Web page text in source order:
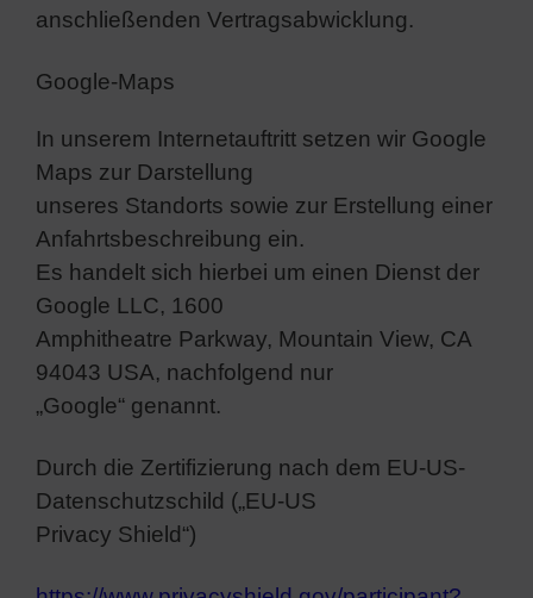
anschließenden Vertragsabwicklung.
Google-Maps
In unserem Internetauftritt setzen wir Google
Maps zur Darstellung
unseres Standorts sowie zur Erstellung einer
Anfahrtsbeschreibung ein.
Es handelt sich hierbei um einen Dienst der
Google LLC, 1600
Amphitheatre Parkway, Mountain View, CA
94043 USA, nachfolgend nur
„Google“ genannt.
Durch die Zertifizierung nach dem EU-US-
Datenschutzschild („EU-US
Privacy Shield“)